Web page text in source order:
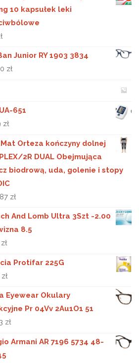
10 kapsułek leki
Junior RY 1903 3834
zł
651
zł
Orteza kończyny dolnej
2R DUAL Obejmująca
biodrową, uda, golenie i stopy
zł
And Lomb Ultra 3Szt -2.00
8.5
zł
Protifar 225G
zł
Eyewear Okulary
Pr 04Vv 2Au1O1 51
zł
Armani AR 7196 5734 48-